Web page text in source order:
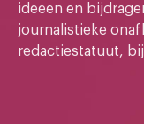
ideeen en
journalistieke
redactiestatuut,